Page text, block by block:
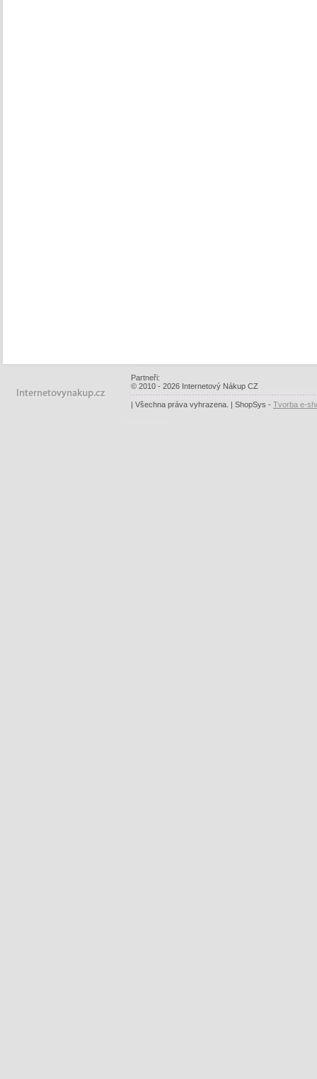
Partneři:
© 2010 - 2026 Internetový Nákup CZ
| Všechna práva vyhrazena. | ShopSys - Tvorba e-